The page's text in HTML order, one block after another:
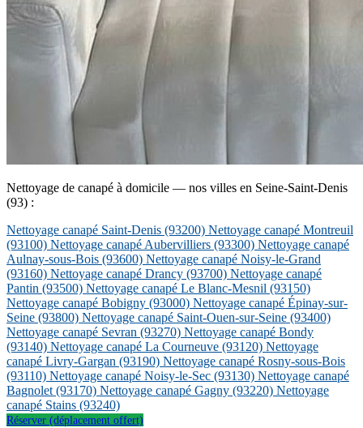
Nettoyage de canapé à domicile — nos villes en Seine-Saint-Denis
(93) :
Nettoyage canapé Saint-Denis (93200) Nettoyage canapé Montreuil
(93100) Nettoyage canapé Aubervilliers (93300) Nettoyage canapé
Aulnay-sous-Bois (93600) Nettoyage canapé Noisy-le-Grand
(93160) Nettoyage canapé Drancy (93700) Nettoyage canapé
Pantin (93500) Nettoyage canapé Le Blanc-Mesnil (93150)
Nettoyage canapé Bobigny (93000) Nettoyage canapé Épinay-sur-
Seine (93800) Nettoyage canapé Saint-Ouen-sur-Seine (93400)
Nettoyage canapé Sevran (93270) Nettoyage canapé Bondy
(93140) Nettoyage canapé La Courneuve (93120) Nettoyage
canapé Livry-Gargan (93190) Nettoyage canapé Rosny-sous-Bois
(93110) Nettoyage canapé Noisy-le-Sec (93130) Nettoyage canapé
Bagnolet(93170) Nettoyage canapé Gagny (93220) Nettoyage
canapé Stains (93240)
Réserver (déplacement offert)